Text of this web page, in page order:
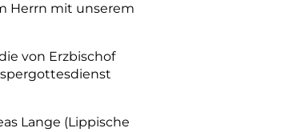
Herrn mit unserem
von Erzbischof
Lange (Lippische